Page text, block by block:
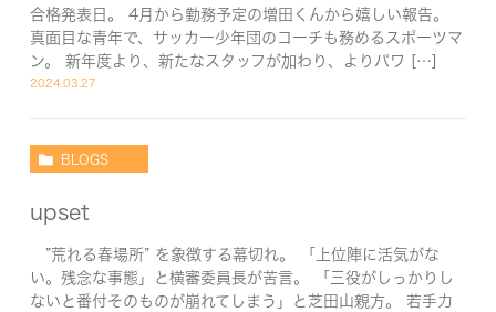
合格発表日。 4月から勤務予定の増田くんから嬉しい報告。
真面目な青年で、サッカー少年団のコーチも務めるスポーツマ
ン。 新年度より、新たなスタッフが加わり、よりパワ […]
2024.03.27
BLOGS
upset
”荒れる春場所” を象徴する幕切れ。 「上位陣に活気がな
い。残念な事態」と横審委員長が苦言。 「三役がしっかりし
ないと番付そのものが崩れてしまう」と芝田山親方。 若手力